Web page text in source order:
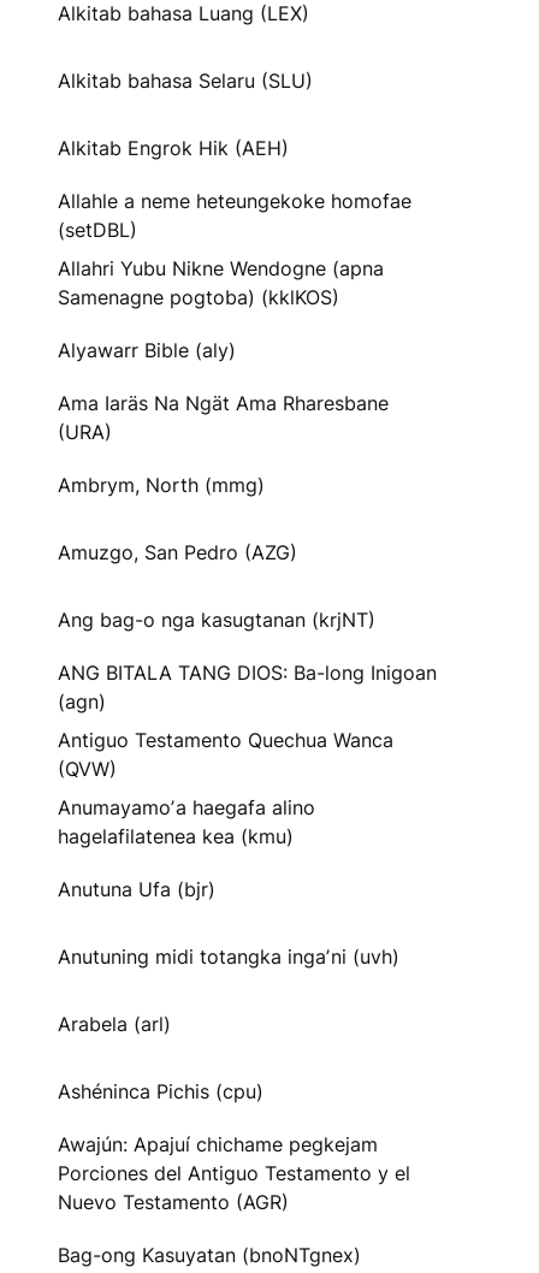
Alkitab bahasa Luang (LEX)
Alkitab bahasa Selaru (SLU)
Alkitab Engrok Hik (AEH)
Allahle a neme heteungekoke homofae
(setDBL)
Allahri Yubu Nikne Wendogne (apna
Samenagne pogtoba) (kklKOS)
Alyawarr Bible (aly)
Ama Iaräs Na Ngät Ama Rharesbane
(URA)
Ambrym, North (mmg)
Amuzgo, San Pedro (AZG)
Ang bag-o nga kasugtanan (krjNT)
ANG BITALA TANG DIOS: Ba-long Inigoan
(agn)
Antiguo Testamento Quechua Wanca
(QVW)
Anumayamoʼa haegafa alino
hagelafilatenea kea (kmu)
Anutuna Ufa (bjr)
Anutuning midi totangka ingaʼni (uvh)
Arabela (arl)
Ashéninca Pichis (cpu)
Awajún: Apajuí chichame pegkejam
Porciones del Antiguo Testamento y el
Nuevo Testamento (AGR)
Bag-ong Kasuyatan (bnoNTgnex)